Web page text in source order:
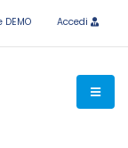
disponibili.
DEMO Accedi